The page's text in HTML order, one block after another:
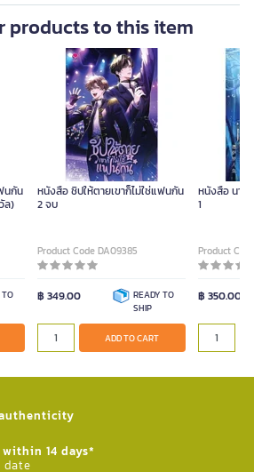
products to this item
นกัน
ล)
TO
หนังสือ ชิปให้ตายเขาก็ไม่ใช่แฟนกัน
2 จบ
Product Code DA09385
฿ 349.00
READY TO
SHIP
ADD TO CART
หนังสือ นาย
1
Product
฿ 350.00
14 days*
date